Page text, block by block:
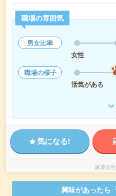
職場の雰囲気
男女比率
女性
職場の様子
活気がある
気になる!
派遣会社
興味があったら